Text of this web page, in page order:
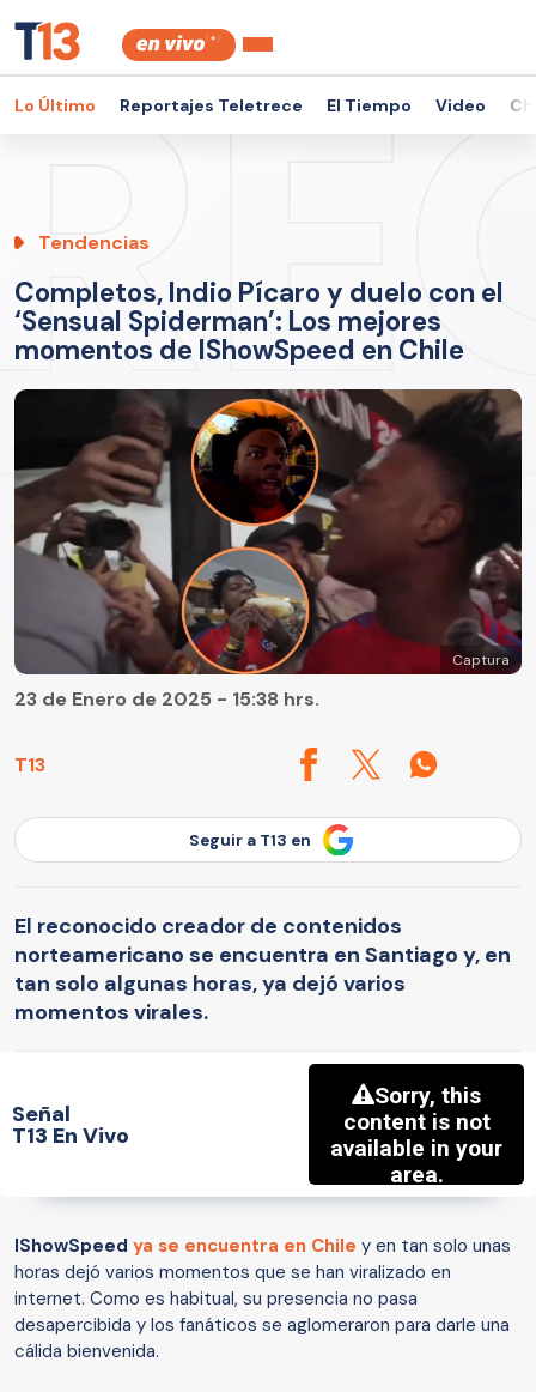
Lo Último Reportajes Teletrece El Tiempo Video
Tendencias
Completos, Indio Pícaro y duelo con el
‘Sensual Spiderman’: Los mejores
momentos de IShowSpeed en Chile
Captura
T13
23 de Enero de 2025 - 15:38 hrs.
Seguir a T13 en
El reconocido creador de contenidos
norteamericano se encuentra en Santiago y, en
tan solo algunas horas, ya dejó varios
momentos virales.
Señal
T13 En Vivo
IShowSpeed ya se encuentra en Chile y en tan solo unas
horas dejó varios momentos que se han viralizado en
internet. Como es habitual, su presencia no pasa
desapercibida y los fanáticos se aglomeraron para darle una
cálida bienvenida.